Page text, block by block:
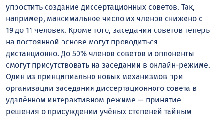
упростить создание диссертационных советов. Так,
например, максимальное число их членов снижено с
19 до 11 человек. Кроме того, заседания советов теперь
на постоянной основе могут проводиться
дистанционно. До 50% членов советов и оппоненты
смогут присутствовать на заседании в онлайн-режиме.
Один из принципиально новых механизмов при
организации заседания диссертационного совета в
удалённом интерактивном режиме — принятие
решения о присуждении учёных степеней тайным